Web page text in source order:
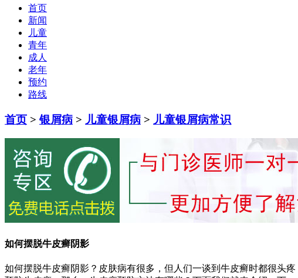
首页
新闻
儿童
青年
成人
老年
预约
路线
首页 >银屑病 > 儿童银屑病 > 儿童银屑病常识
如何摆脱牛皮癣阴影
如何摆脱牛皮癣阴影？皮肤病有很多，但人们一谈到牛皮癣时都很头